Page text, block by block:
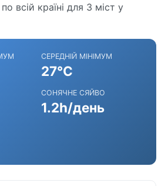
всій країні для 3 міст у
СЕРЕДНІЙ МІНІМУМ
27°C
СОНЯЧНЕ СЯЙВО
1.2h/день